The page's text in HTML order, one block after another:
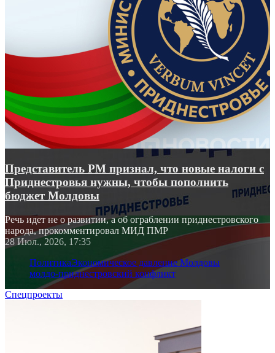
Представитель РМ признал, что новые налоги с
Приднестровья нужны, чтобы пополнить
бюджет Молдовы
Речь идет не о развитии, а об ограблении приднестровского
народа, прокомментировал МИД ПМР
28 Июл., 2026, 17:35
ПолитикаЭкономическое давление Молдовы
молдо-приднестровский конфликт
Спецпроекты